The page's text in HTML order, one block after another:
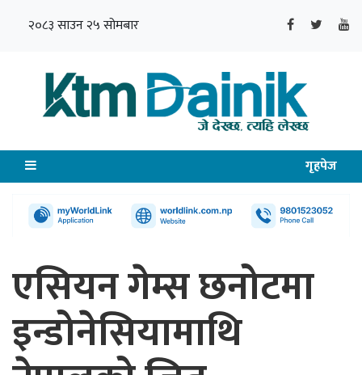
२०८३ साउन २५ सोमबार
गृहपेज
एसियन गेम्स छनोटमा
इन्डोनेसियामाथि